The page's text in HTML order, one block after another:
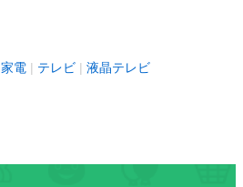
家電 テレビ 液晶テレビ